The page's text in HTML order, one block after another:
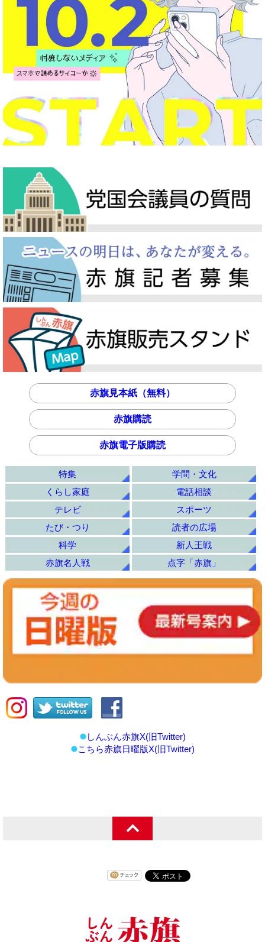
赤旗見本紙（無料）
赤旗購読
赤旗電子版購読
特集
学問・文化
くらし家庭
電話相談
テレビ
スポーツ
たび・つり
読者の広場
科学
新人王戦
赤旗名人戦
点字「赤旗」
しんぶん赤旗X(旧Twitter)
こちら赤旗日曜版X(旧Twitter)